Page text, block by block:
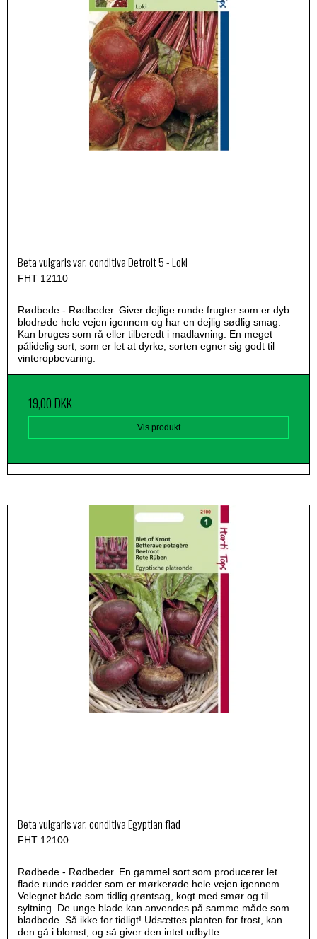
Beta vulgaris var. conditiva Detroit 5 - Loki
FHT 12110
Rødbede - Rødbeder. Giver dejlige runde frugter som er dyb
blodrøde hele vejen igennem og har en dejlig sødlig smag.
Kan bruges som rå eller tilberedt i madlavning. En meget
pålidelig sort, som er let at dyrke, sorten egner sig godt til
vinteropbevaring.
19,00 DKK
Vis produkt
Beta vulgaris var. conditiva Egyptian flad
FHT 12100
Rødbede - Rødbeder. En gammel sort som producerer let
flade runde rødder som er mørkerøde hele vejen igennem.
Velegnet både som tidlig grøntsag, kogt med smør og til
syltning. De unge blade kan anvendes på samme måde som
bladbede. Så ikke for tidligt! Udsættes planten for frost, kan
den gå i blomst, og så giver den intet udbytte.